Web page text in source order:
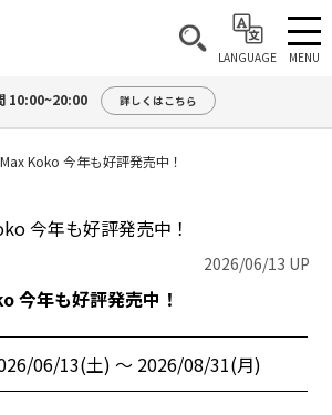
LANGUAGE MENU
10:00~20:00 詳しくはこちら
Koko 今年も好評発売中！
2026/06/13 UP
今年も好評発売中！
06/13(土) 〜 2026/08/31(月)